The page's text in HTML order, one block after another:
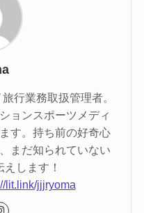
行業務取扱管理者。
ョンスポーツメディ
す。持ち前の好奇心
まだ知られていない
します！
lit.link/jjjryoma